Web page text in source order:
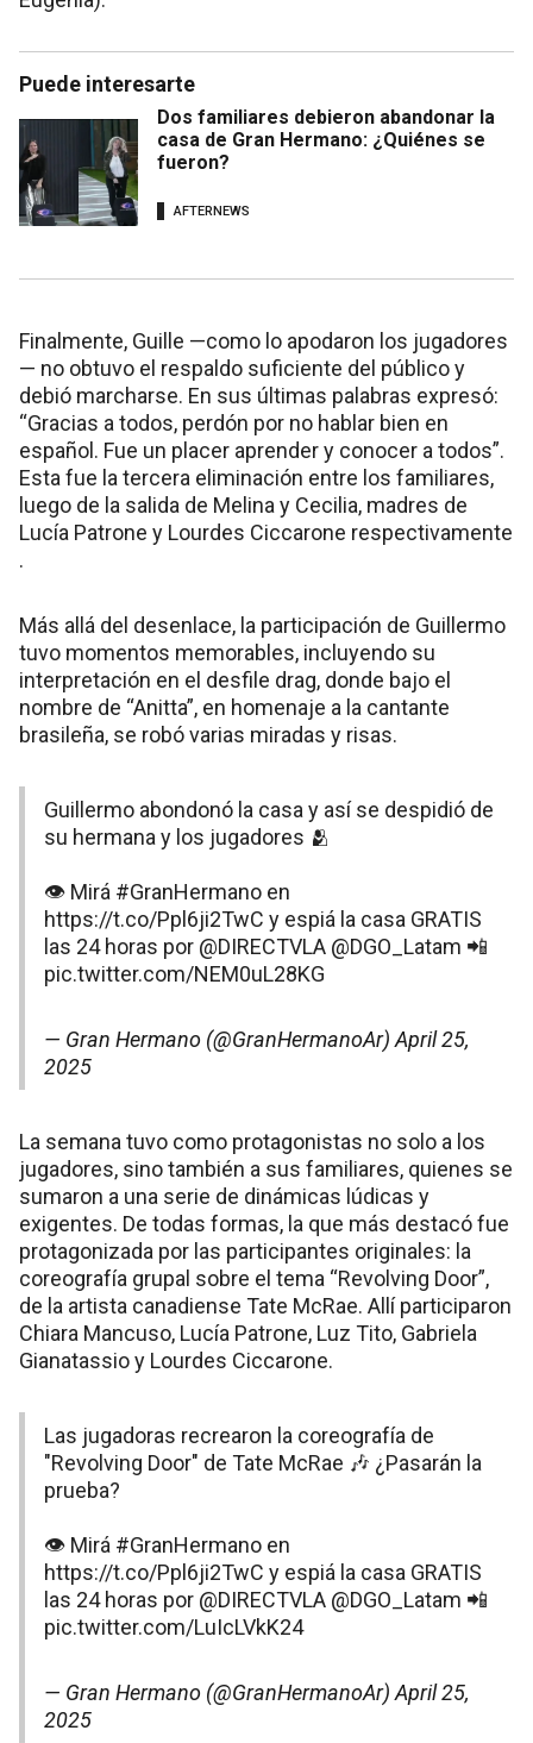
Puede interesarte
Dos familiares debieron abandonar la
casa de Gran Hermano: ¿Quiénes se
fueron?
AFTERNEWS
Finalmente, Guille —como lo apodaron los jugadores
— no obtuvo el respaldo suficiente del público y
debió marcharse. En sus últimas palabras expresó:
“Gracias a todos, perdón por no hablar bien en
español. Fue un placer aprender y conocer a todos”​.
Esta fue la tercera eliminación entre los familiares,
luego de la salida de Melina y Cecilia, madres de
Lucía Patrone y Lourdes Ciccarone respectivamente​​
.
Más allá del desenlace, la participación de Guillermo
tuvo momentos memorables, incluyendo su
interpretación en el desfile drag, donde bajo el
nombre de “Anitta”, en homenaje a la cantante
brasileña, se robó varias miradas y risas​.
Guillermo abondonó la casa y así se despidió de
su hermana y los jugadores 🫂
👁️ Mirá #GranHermano en
https://t.co/Ppl6ji2TwC y espiá la casa GRATIS
las 24 horas por @DIRECTVLA @DGO_Latam 📲
pic.twitter.com/NEM0uL28KG
— Gran Hermano (@GranHermanoAr) April 25,
2025
La semana tuvo como protagonistas no solo a los
jugadores, sino también a sus familiares, quienes se
sumaron a una serie de dinámicas lúdicas y
exigentes. De todas formas, la que más destacó fue
protagonizada por las participantes originales: la
coreografía grupal sobre el tema “Revolving Door”,
de la artista canadiense Tate McRae. Allí participaron
Chiara Mancuso, Lucía Patrone, Luz Tito, Gabriela
Gianatassio y Lourdes Ciccarone.
Las jugadoras recrearon la coreografía de
"Revolving Door" de Tate McRae 🎶 ¿Pasarán la
prueba?
👁️ Mirá #GranHermano en
https://t.co/Ppl6ji2TwC y espiá la casa GRATIS
las 24 horas por @DIRECTVLA @DGO_Latam 📲
pic.twitter.com/LuIcLVkK24
— Gran Hermano (@GranHermanoAr) April 25,
2025